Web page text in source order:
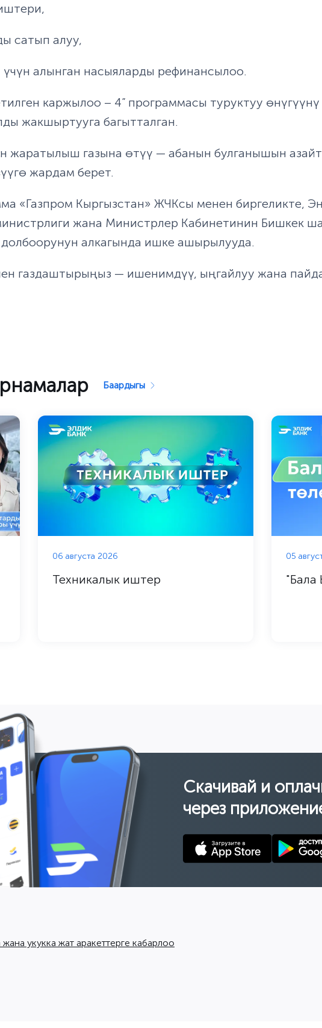
сатып алуу,
үчүн алынган насыяларды рефинансылоо.
каржылоо – 4” программасы туруктуу
жакшыртууга багытталган.
жаратылыш газына өтүү — абанын булганышын
жардам берет.
«Газпром Кыргызстан» ЖЧКсы менен биргеликте,
жана Министрлер Кабинетинин Бишкек
алкагында ишке ашырылууда.
газдаштырыңыз — ишенимдүү, ыңгайлуу жана
Баардыгы
06 августа 2026
Техникалык иштер
05
Скачивай и
через
жана укукка жат аракеттерге кабарлоо